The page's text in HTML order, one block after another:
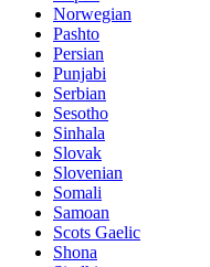
Norwegian
Pashto
Persian
Punjabi
Serbian
Sesotho
Sinhala
Slovak
Slovenian
Somali
Samoan
Scots Gaelic
Shona